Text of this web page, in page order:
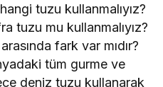
tuzu kullanmalıyız?
tuzu mu kullanmalıyız?
fark var mıdır?
tüm gurme ve
deniz tuzu kullanarak